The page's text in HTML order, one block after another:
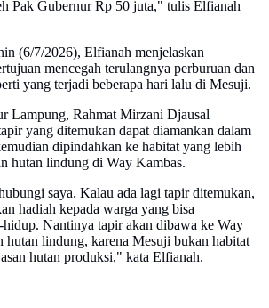
Pak Gubernur Rp 50 juta," tulis Elfianah
(6/7/2026), Elfianah menjelaskan
mencegah terulangnya perburuan dan
yang terjadi beberapa hari lalu di Mesuji.
Lampung, Rahmat Mirzani Djausal
yang ditemukan dapat diamankan dalam
dipindahkan ke habitat yang lebih
hutan lindung di Way Kambas.
saya. Kalau ada lagi tapir ditemukan,
hadiah kepada warga yang bisa
Nantinya tapir akan dibawa ke Way
hutan lindung, karena Mesuji bukan habitat
hutan produksi," kata Elfianah.